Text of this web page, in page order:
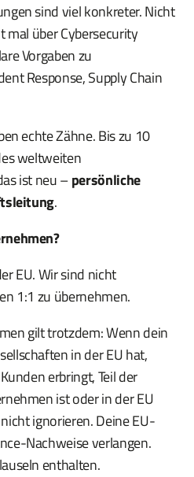
sind viel konkreter. Nicht
über Cybersecurity
Vorgaben zu
Response, Supply Chain
echte Zähne. Bis zu 10
weltweiten
ist neu –persönliche
.
EU. Wir sind nicht
1:1 zu übernehmen.
gilt trotzdem: Wenn dein
in der EU hat,
erbringt, Teil der
ist oder in der EU
ignorieren. Deine EU-
Nachweise verlangen.
enthalten.